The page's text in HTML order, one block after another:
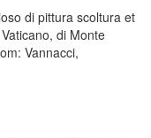
di pittura scoltura et
di Monte
Vannacci,